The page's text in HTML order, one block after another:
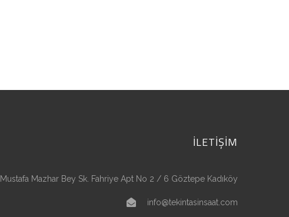
İLETİŞİM
Mustafa Mazhar Bey Sk. Fahriye Apt No 2 / 6 Göztepe Kadıköy
info@tekintasinsaat.com